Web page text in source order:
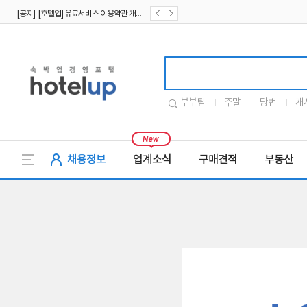
부부팀 주말 당번 캐
채용정보 업계소식 구매견적 부동산